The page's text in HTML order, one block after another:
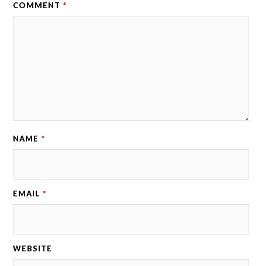
COMMENT *
NAME *
EMAIL *
WEBSITE